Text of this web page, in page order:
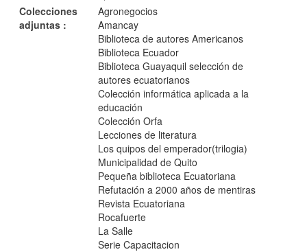
Colecciones
adjuntas :
Agronegocios
Amancay
Biblioteca de autores Americanos
Biblioteca Ecuador
Biblioteca Guayaquil selección de
autores ecuatorianos
Colección informática aplicada a la
educación
Colección Orfa
Lecciones de literatura
Los quipos del emperador(trilogia)
Municipalidad de Quito
Pequeña biblioteca Ecuatoriana
Refutación a 2000 años de mentiras
Revista Ecuatoriana
Rocafuerte
La Salle
Serie Capacitacion